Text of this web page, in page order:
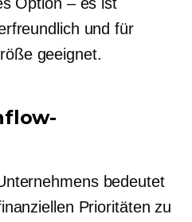
und für
geeignet.
bedeutet
Prioritäten zu